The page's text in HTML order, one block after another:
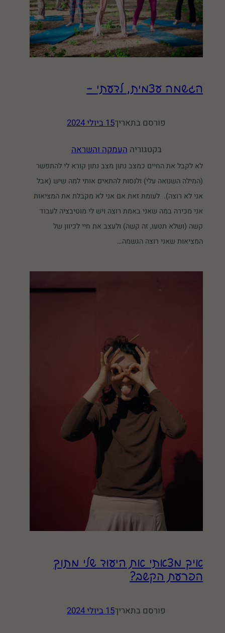
הגשמה עצמית, לדעתי –
פורסם בתאריך15 ביולי 2024
בקטגוריה העמקה והשראה
לא לקבל את החיים כמצב נתון מצב נתון קורא לי להתפשר
(המילה השנואה עלי) ולנסות להתאים אותי למה שיש (אבל
אני לא רוצה). לעומת זאת אם אני לא מקבלת את המציאות
אני מכירה במה שאני באמת רוצה ויש לי מוטיבציה לעבוד
קשה (ושלא תטעו, זה קשה) ולעצב את חיי לכיוון של
המציאות שאני רוצה הגשמה…
איך מצאתי את היעוד שלי מתוך
הפרעת הקשב?
פורסם בתאריך15 ביולי 2024